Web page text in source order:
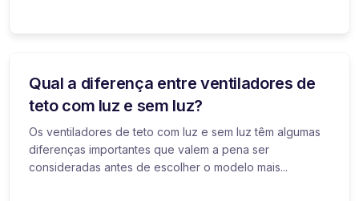
Qual a diferença entre ventiladores de
teto com luz e sem luz?
Os ventiladores de teto com luz e sem luz têm algumas
diferenças importantes que valem a pena ser
consideradas antes de escolher o modelo mais...